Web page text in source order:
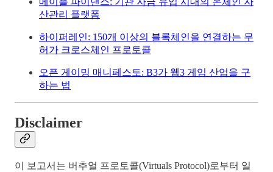
산관리 플랫폼
하이퍼레인: 150개 이상의 블록체인을 연결하는 무
허가 크로스체인 프로토콜
오픈 게이밍 매니페스토: B3가 웹3 게임 산업을 구
하는 법
Disclaimer
이 보고서는 버추얼 프로토콜(Virtuals Protocol)로부터 일